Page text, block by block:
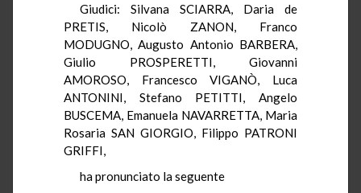
Giudici: Silvana SCIARRA, Daria de
PRETIS, Nicolò ZANON, Franco
MODUGNO, Augusto Antonio BARBERA,
Giulio PROSPERETTI, Giovanni
AMOROSO, Francesco VIGANÒ, Luca
ANTONINI, Stefano PETITTI, Angelo
BUSCEMA, Emanuela NAVARRETTA, Maria
Rosaria SAN GIORGIO, Filippo PATRONI
GRIFFI,
ha pronunciato la seguente